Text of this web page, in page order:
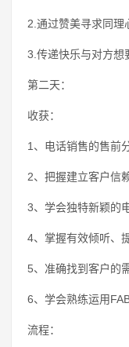
2.通过赞美寻求同理
3.传递快乐与对方想
第二天：
收获：
1、电话销售的售前
2、把握建立客户信
3、学会独特新颖的
4、掌握有效倾听、
5、准确找到客户的
6、学会熟练运用
流程：